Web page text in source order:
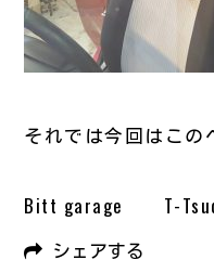
それでは今回はこの
Bitt garage T-
シェアする